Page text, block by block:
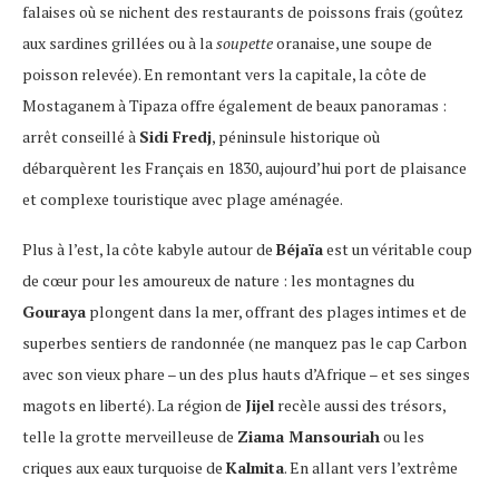
falaises où se nichent des restaurants de poissons frais (goûtez
aux sardines grillées ou à lasoupetteoranaise, une soupe de
poisson relevée). En remontant vers la capitale, la côte de
Mostaganem à Tipaza offre également de beaux panoramas :
arrêt conseillé à Sidi Fredj, péninsule historique où
débarquèrent les Français en 1830, aujourd’hui port de plaisance
et complexe touristique avec plage aménagée.
Plus à l’est, la côte kabyle autour de Béjaïaest un véritable coup
de cœur pour les amoureux de nature : les montagnes du
Gouraya plongent dans la mer, offrant des plages intimes et de
superbes sentiers de randonnée (ne manquez pas le cap Carbon
avec son vieux phare – un des plus hauts d’Afrique – et ses singes
magots en liberté). La région de Jijel recèle aussi des trésors,
telle la grotte merveilleuse de Ziama Mansouriahou les
criques aux eaux turquoise de Kalmita. En allant vers l’extrême